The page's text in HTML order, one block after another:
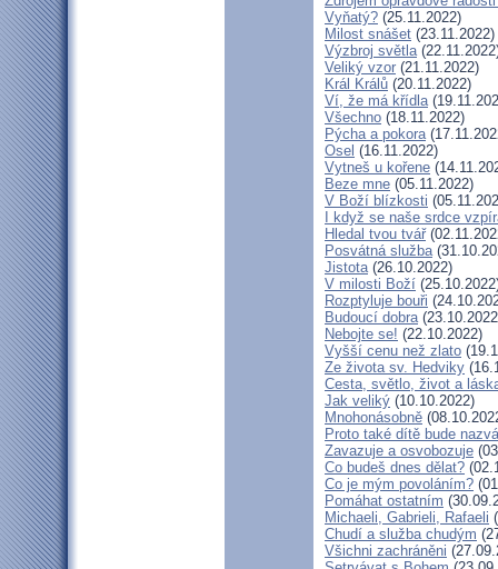
Vyňatý? (25.11.2022)
Milost snášet (23.11.2022)
Výzbroj světla
Veliký vzor (21.11.2022)
Král Králů (20.11.2022)
Ví, že má křídla
Všechno (18.11.2022)
Pýcha a pokora
Osel (16.11.2022)
Vytneš u kořene
Beze mne (05.11.2022)
V Boží blízkosti
I když se naše srdce
Hledal tvou tvář
Posvátná služba
Jistota(26.10.2022)
V milosti Boží
Rozptyluje bouři
Budoucí dobra
Nebojte se! (22.10.2022)
Vyšší cenu než zlato
Ze života sv. Hedviky
Cesta, světlo, život a
Jak veliký (10.10.2022)
Mnohonásobně
Proto také dítě bude
Zavazuje a osvobozuje
Co budeš dnes dělat?
Co je mým povoláním?
Pomáhat ostatním
Michaeli, Gabrieli, Rafaeli
Chudí a služba chudým
Všichni zachráněni